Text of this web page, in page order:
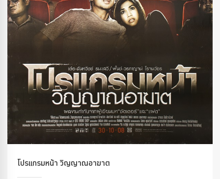
โปรแกรมหน้า วิญญาณอาฆาต